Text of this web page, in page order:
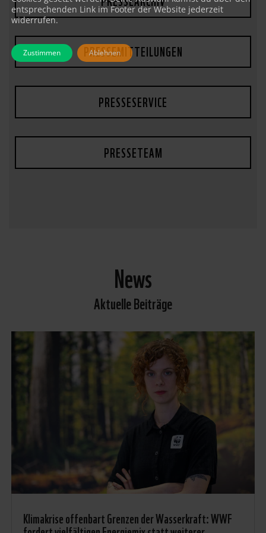
PRESSEMITTEILUNGEN
PRESSESERVICE
PRESSETEAM
News
Aktuelle Beiträge
Klimakrise offenbart Grenzen der Wasserkraft: WWF
entsprechenden Link im Footer der Website jederzeit
widerrufen.
Zustimmen Ablehnen